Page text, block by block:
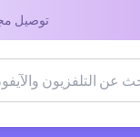
توصيل